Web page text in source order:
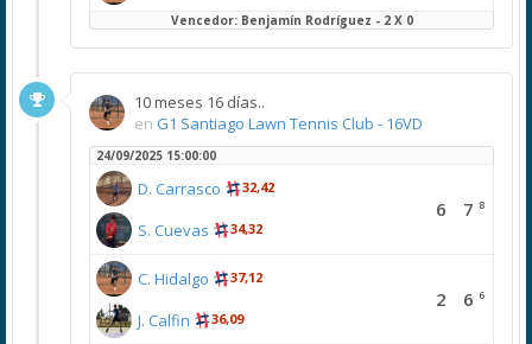
Vencedor: Benjamín Rodríguez - 2 X 0
10 meses 16 días..
en G1 Santiago Lawn Tennis Club - 16VD
24/09/2025 15:00:00
D. Carrasco 32,42
S. Cuevas 34,32
6 7 8
C. Hidalgo 37,12
J. Calfin 36,09
2 6 6